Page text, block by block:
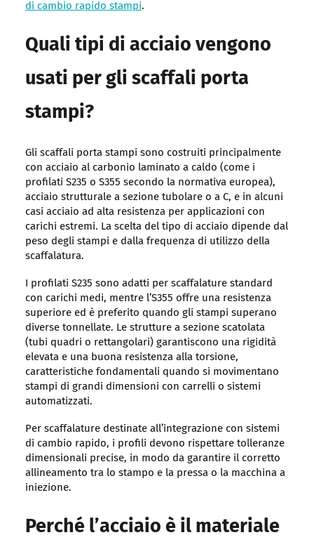
di cambio rapido stampi.
Quali tipi di acciaio vengono
usati per gli scaffali porta
stampi?
Gli scaffali porta stampi sono costruiti principalmente
con acciaio al carbonio laminato a caldo (come i
profilati S235 o S355 secondo la normativa europea),
acciaio strutturale a sezione tubolare o a C, e in alcuni
casi acciaio ad alta resistenza per applicazioni con
carichi estremi. La scelta del tipo di acciaio dipende dal
peso degli stampi e dalla frequenza di utilizzo della
scaffalatura.
I profilati S235 sono adatti per scaffalature standard
con carichi medi, mentre l’S355 offre una resistenza
superiore ed è preferito quando gli stampi superano
diverse tonnellate. Le strutture a sezione scatolata
(tubi quadri o rettangolari) garantiscono una rigidità
elevata e una buona resistenza alla torsione,
caratteristiche fondamentali quando si movimentano
stampi di grandi dimensioni con carrelli o sistemi
automatizzati.
Per scaffalature destinate all’integrazione con sistemi
di cambio rapido, i profili devono rispettare tolleranze
dimensionali precise, in modo da garantire il corretto
allineamento tra lo stampo e la pressa o la macchina a
iniezione.
Perché l’acciaio è il materiale